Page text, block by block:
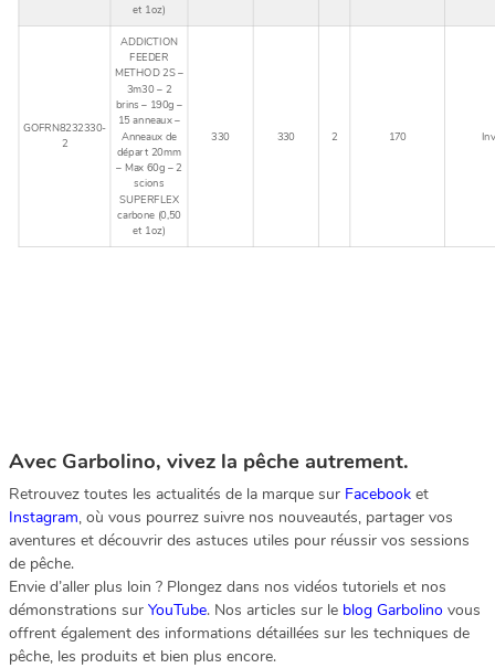
et 1oz)
GOFRN8232330-
2
ADDICTION
FEEDER
METHOD 2S –
3m30 – 2
brins – 190g –
15 anneaux –
Anneaux de
départ 20mm
– Max 60g – 2
scions
SUPERFLEX
carbone (0,50
et 1oz)
330 330 2 170
Avec Garbolino, vivez la pêche autrement.
Retrouvez toutes les actualités de la marque sur Facebook et
Instagram, où vous pourrez suivre nos nouveautés, partager vos
aventures et découvrir des astuces utiles pour réussir vos sessions
de pêche.
Envie d’aller plus loin ? Plongez dans nos vidéos tutoriels et nos
démonstrations sur YouTube. Nos articles sur le blog Garbolino vous
offrent également des informations détaillées sur les techniques de
pêche, les produits et bien plus encore.